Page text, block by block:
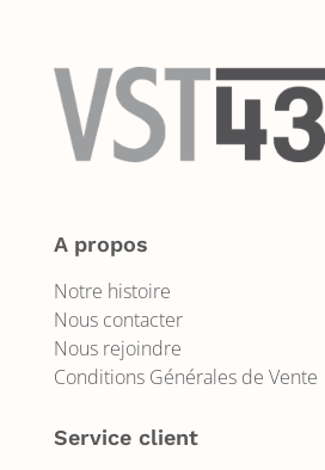
A propos
Notre histoire
Nous contacter
Nous rejoindre
Conditions Générales de Vente
Service client